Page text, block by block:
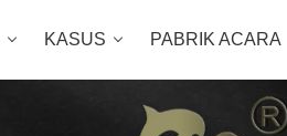
KASUS PABRIK ACARA